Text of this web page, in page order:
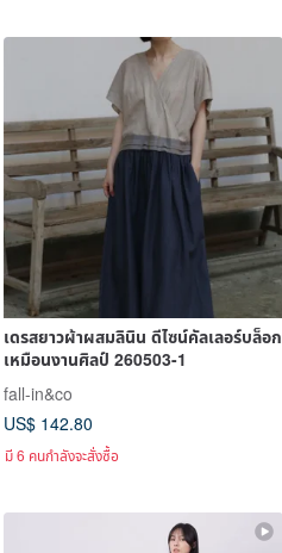
เดรสยาวผ้าผสมลินิน ดีไซน์คัลเลอร์บล็อก
เหมือนงานศิลป์ 260503-1
fall-in&co
US$ 142.80
มี 6 คนกำลังจะสั่งซื้อ